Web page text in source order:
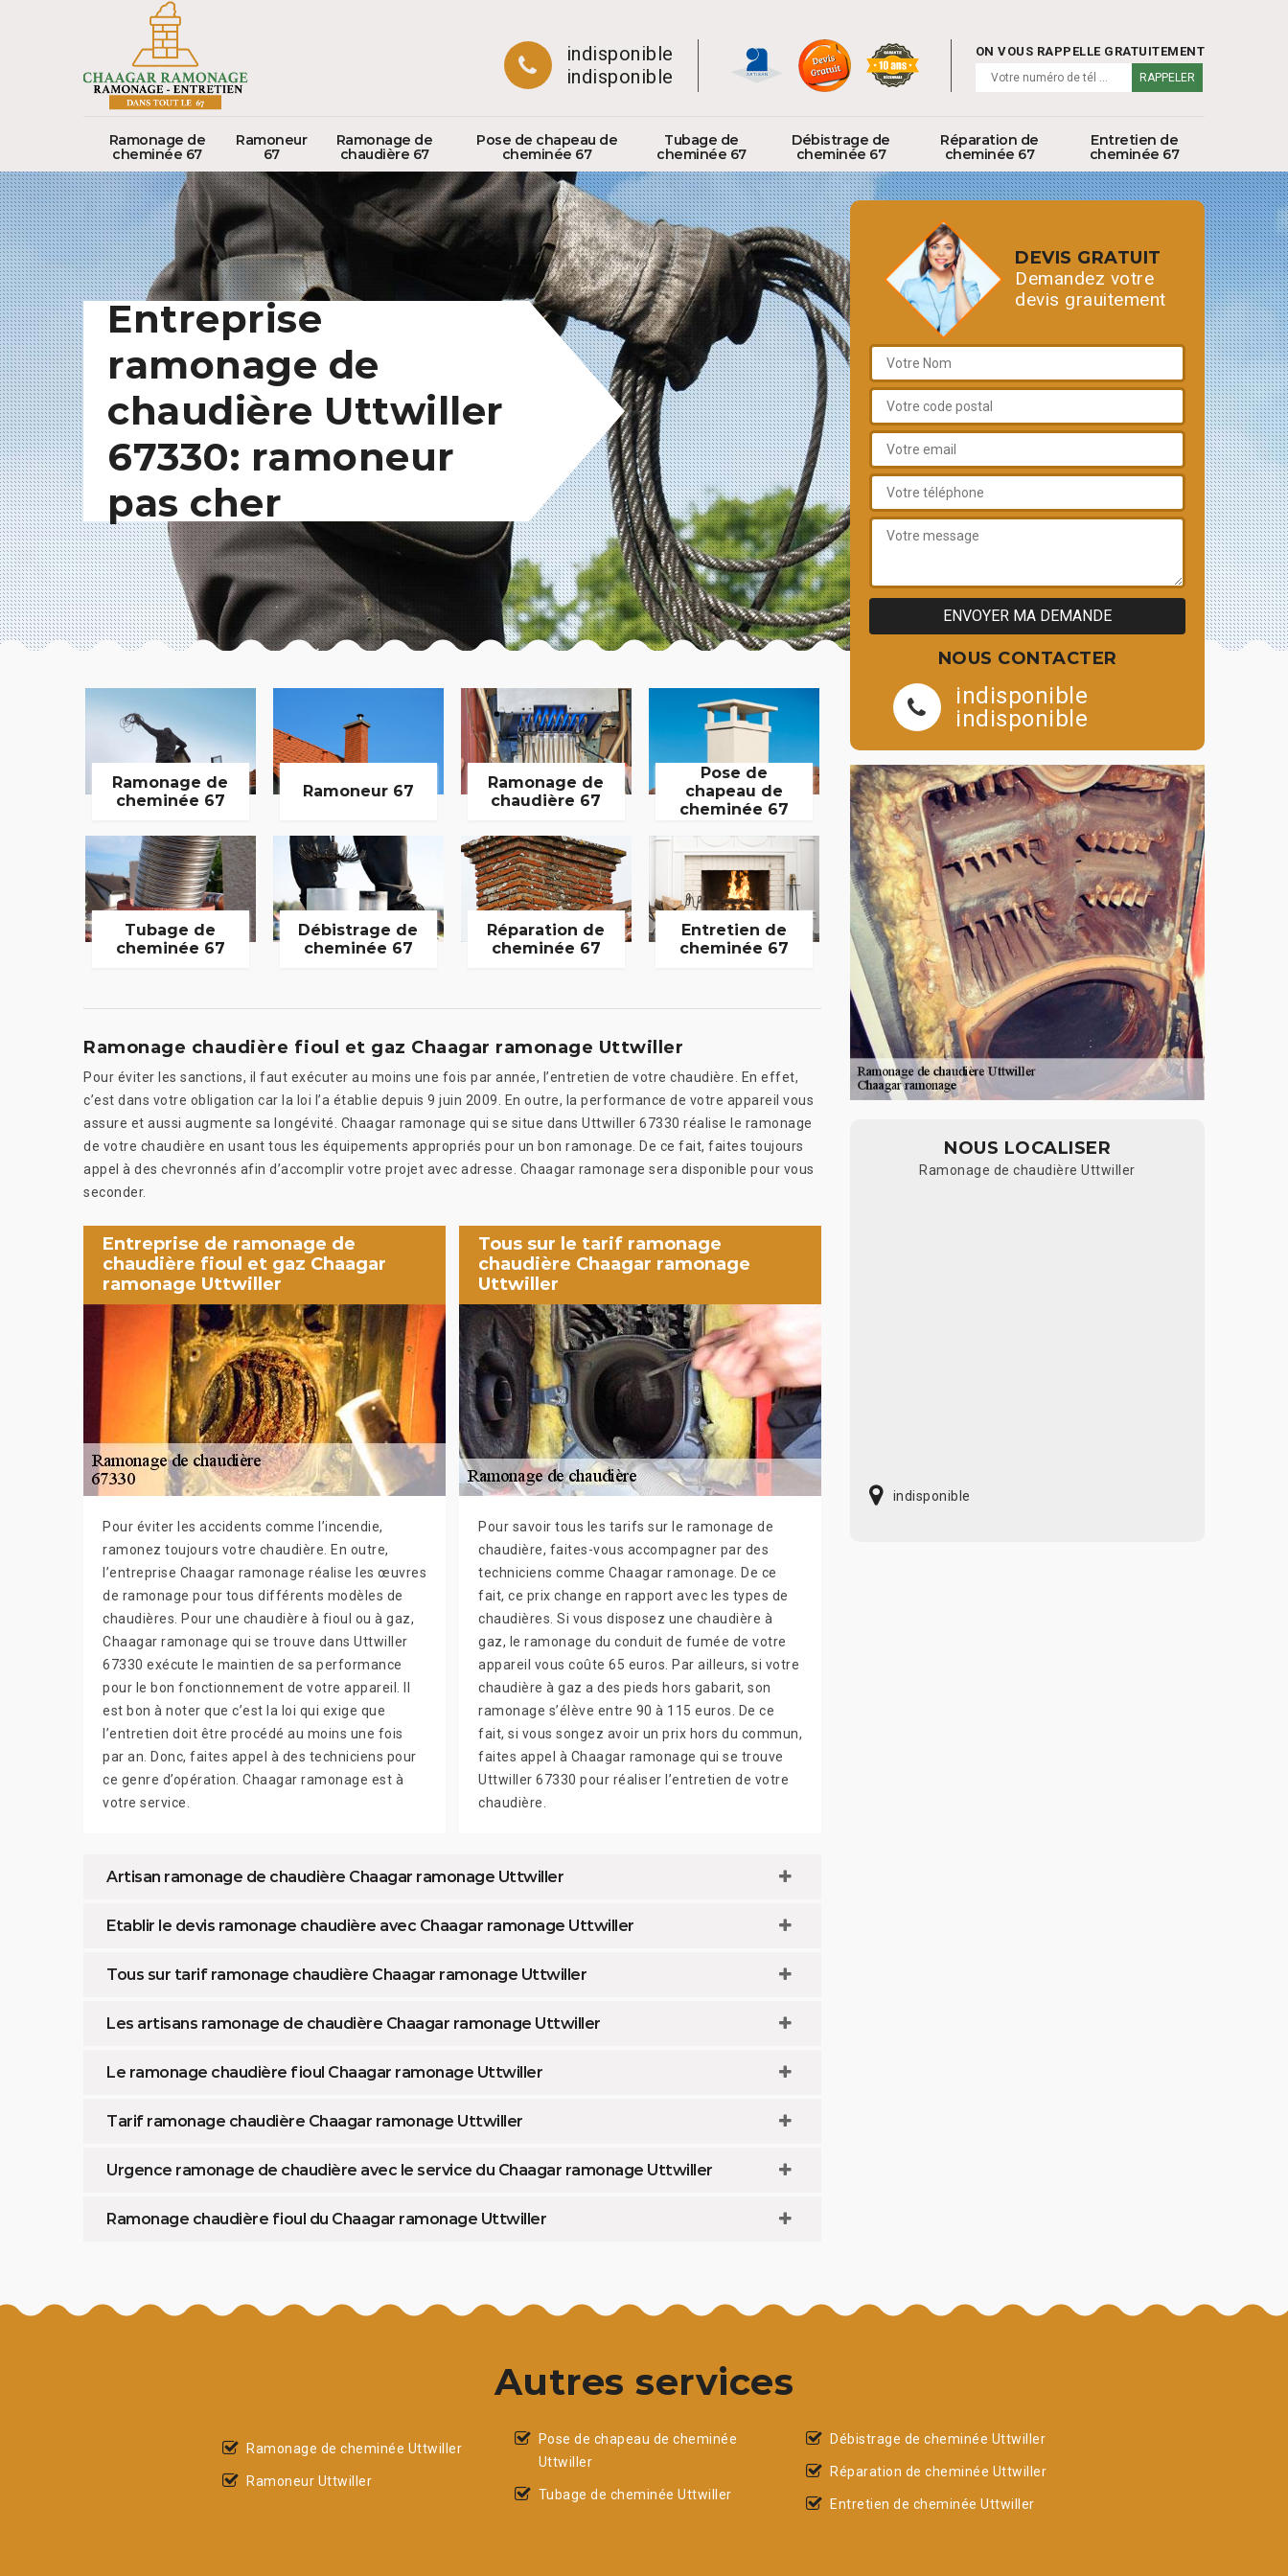
indisponible
indisponible
ON VOUS RAPPELLE GRATUITEMENT
Ramonage de
cheminée 67
Ramoneur
67
Ramonage de
chaudière 67
Pose de chapeau de
cheminée 67
Tubage de
cheminée 67
Débistrage de
cheminée 67
Réparation de
cheminée 67
Entretien de
cheminée 67
Entreprise
ramonage de
chaudière Uttwiller
67330: ramoneur
pas cher
Ramonage de
cheminée 67
Ramoneur 67
Ramonage de
chaudière 67
Pose de
chapeau de
cheminée 67
Tubage de
cheminée 67
Débistrage de
cheminée 67
Réparation de
cheminée 67
Entretien de
cheminée 67
Ramonage chaudière fioul et gaz Chaagar ramonage Uttwiller
Pour éviter les sanctions, il faut exécuter au moins une fois par année, l’entretien de votre chaudière. En effet,
c’est dans votre obligation car la loi l’a établie depuis 9 juin 2009. En outre, la performance de votre appareil vous
assure et aussi augmente sa longévité. Chaagar ramonage qui se situe dans Uttwiller 67330 réalise le ramonage
de votre chaudière en usant tous les équipements appropriés pour un bon ramonage. De ce fait, faites toujours
appel à des chevronnés afin d’accomplir votre projet avec adresse. Chaagar ramonage sera disponible pour vous
seconder.
Entreprise de ramonage de
chaudière fioul et gaz Chaagar
ramonage Uttwiller
Pour éviter les accidents comme l’incendie,
ramonez toujours votre chaudière. En outre,
l’entreprise Chaagar ramonage réalise les œuvres
de ramonage pour tous différents modèles de
chaudières. Pour une chaudière à fioul ou à gaz,
Chaagar ramonage qui se trouve dans Uttwiller
67330 exécute le maintien de sa performance
pour le bon fonctionnement de votre appareil. Il
est bon à noter que c’est la loi qui exige que
l’entretien doit être procédé au moins une fois
par an. Donc, faites appel à des techniciens pour
ce genre d’opération. Chaagar ramonage est à
votre service.
Tous sur le tarif ramonage
chaudière Chaagar ramonage
Uttwiller
Pour savoir tous les tarifs sur le ramonage de
chaudière, faites-vous accompagner par des
techniciens comme Chaagar ramonage. De ce
fait, ce prix change en rapport avec les types de
chaudières. Si vous disposez une chaudière à
gaz, le ramonage du conduit de fumée de votre
appareil vous coûte 65 euros. Par ailleurs, si votre
chaudière à gaz a des pieds hors gabarit, son
ramonage s’élève entre 90 à 115 euros. De ce
fait, si vous songez avoir un prix hors du commun,
faites appel à Chaagar ramonage qui se trouve
Uttwiller 67330 pour réaliser l’entretien de votre
chaudière.
Artisan ramonage de chaudière Chaagar ramonage Uttwiller
Etablir le devis ramonage chaudière avec Chaagar ramonage Uttwiller
Tous sur tarif ramonage chaudière Chaagar ramonage Uttwiller
Les artisans ramonage de chaudière Chaagar ramonage Uttwiller
Le ramonage chaudière fioul Chaagar ramonage Uttwiller
Tarif ramonage chaudière Chaagar ramonage Uttwiller
Urgence ramonage de chaudière avec le service du Chaagar ramonage Uttwiller
Ramonage chaudière fioul du Chaagar ramonage Uttwiller
DEVIS GRATUIT
Demandez votre
devis grauitement
NOUS CONTACTER
indisponible
indisponible
NOUS LOCALISER
Ramonage de chaudière Uttwiller
indisponible
Autres services
Ramonage de cheminée Uttwiller
Ramoneur Uttwiller
Pose de chapeau de cheminée
Uttwiller
Tubage de cheminée Uttwiller
Débistrage de cheminée Uttwiller
Réparation de cheminée Uttwiller
Entretien de cheminée Uttwiller